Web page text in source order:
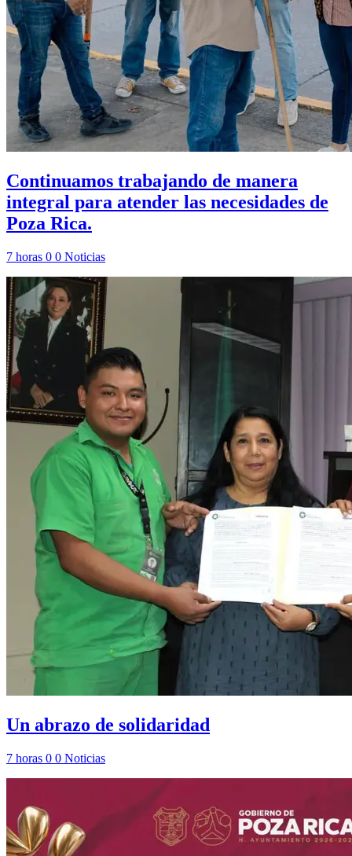
Continuamos trabajando de manera
integral para atender las necesidades de
Poza Rica.
7 horas 0 0 Noticias
Un abrazo de solidaridad
7 horas 0 0 Noticias